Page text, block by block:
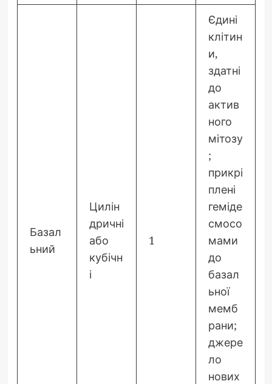
Базал
ьний
Цилін
дричні
або
кубічн
і
1
Єдині
клітин
и,
здатні
до
актив
ного
мітозу
;
прикрі
плені
геміде
смосо
мами
до
базал
ьної
мемб
рани;
джере
ло
нових